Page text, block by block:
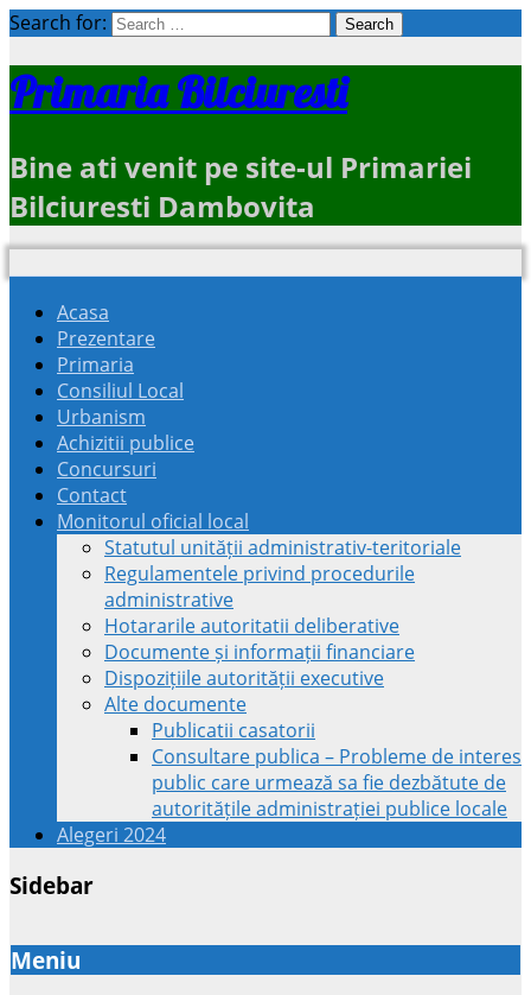
Search for:
Primaria Bilciuresti
Bine ati venit pe site-ul Primariei
Bilciuresti Dambovita
Acasa
Prezentare
Primaria
Consiliul Local
Urbanism
Achizitii publice
Concursuri
Contact
Monitorul oficial local
Statutul unității administrativ-teritoriale
Regulamentele privind procedurile
administrative
Hotararile autoritatii deliberative
Documente și informații financiare
Dispozițiile autorității executive
Alte documente
Publicatii casatorii
Consultare publica – Probleme de interes
public care urmează sa fie dezbătute de
autoritățile administrației publice locale
Alegeri 2024
Sidebar
Meniu